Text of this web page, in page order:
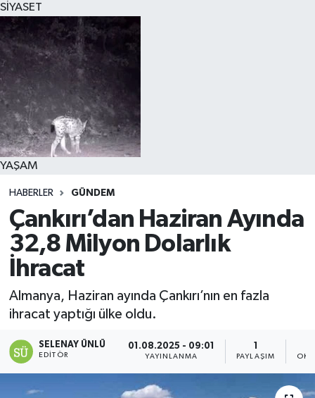
SİYASET
YAŞAM
HABERLER GÜNDEM
Çankırı’dan Haziran Ayında
32,8 Milyon Dolarlık
İhracat
Almanya, Haziran ayında Çankırı’nın en fazla
ihracat yaptığı ülke oldu.
SELENAY ÜNLÜ
EDITÖR
01.08.2025 - 09:01
YAYINLANMA PAYLAŞIM